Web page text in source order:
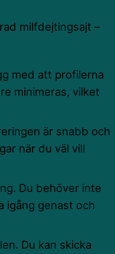
milfdejtingsajt –
med att profilerna
minimeras, vilket
är snabb och
när du väl vill
Du behöver inte
igång genast och
Du kan skicka